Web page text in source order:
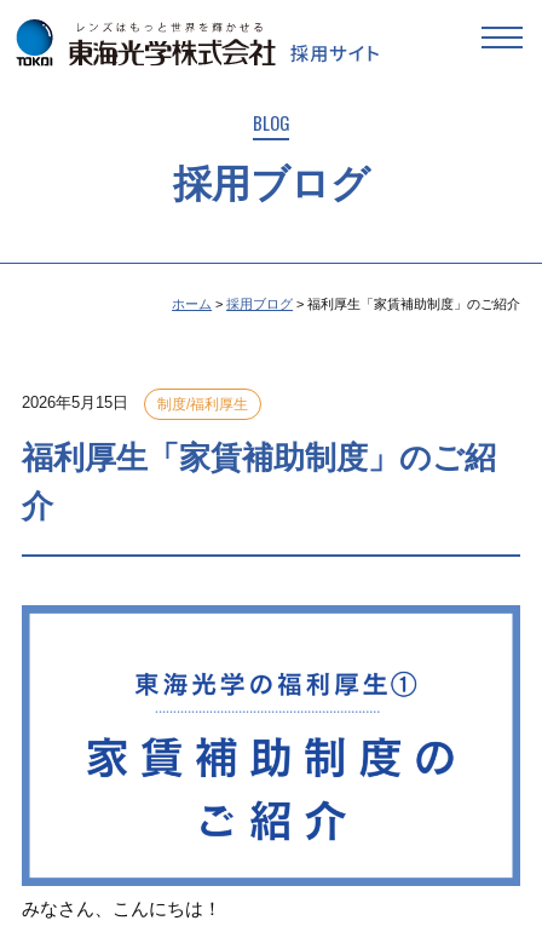
BLOG
採用ブログ
ホーム 採用ブログ 福利厚生「家賃補助制度」のご紹介
2026年5月15日 制度/福利厚生
福利厚生「家賃補助制度」のご紹
介
みなさん、こんにちは！